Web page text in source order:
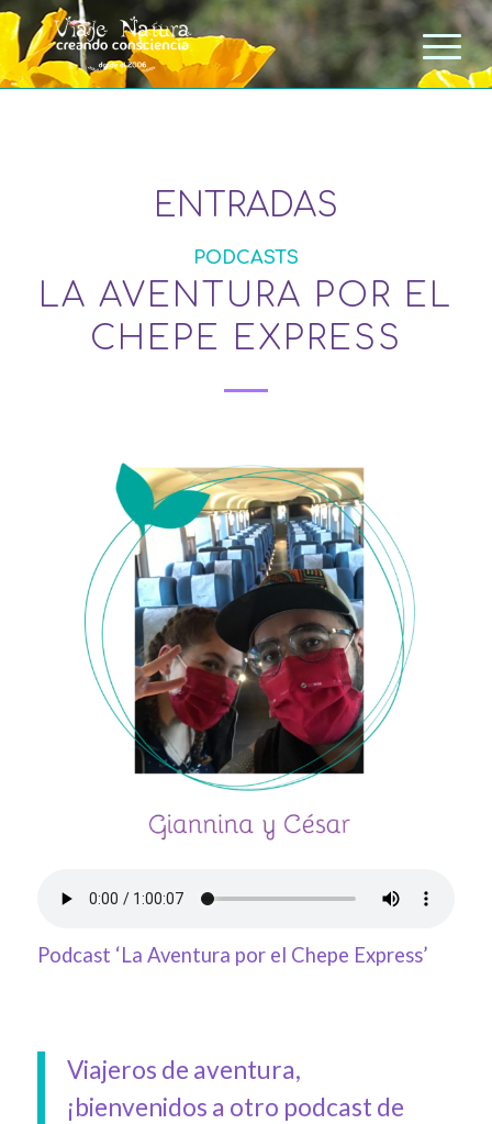
ENTRADAS
PODCASTS
LA AVENTURA POR EL
CHEPE EXPRESS
Podcast ‘La Aventura por el Chepe Express’
Viajeros de aventura,
¡bienvenidos a otro podcast de